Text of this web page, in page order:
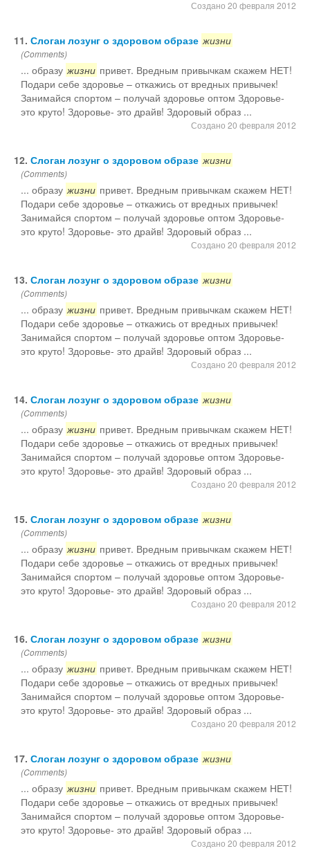
Создано 20 февраля 2012
11. Слоган лозунг о здоровом образе жизни
(Comments)
... образу жизни привет. Вредным привычкам скажем НЕТ!
Подари себе здоровье – откажись от вредных привычек!
Занимайся спортом – получай здоровье оптом Здоровье-
это круто! Здоровье- это драйв! Здоровый образ ...
Создано 20 февраля 2012
12. Слоган лозунг о здоровом образе жизни
(Comments)
... образу жизни привет. Вредным привычкам скажем НЕТ!
Подари себе здоровье – откажись от вредных привычек!
Занимайся спортом – получай здоровье оптом Здоровье-
это круто! Здоровье- это драйв! Здоровый образ ...
Создано 20 февраля 2012
13. Слоган лозунг о здоровом образе жизни
(Comments)
... образу жизни привет. Вредным привычкам скажем НЕТ!
Подари себе здоровье – откажись от вредных привычек!
Занимайся спортом – получай здоровье оптом Здоровье-
это круто! Здоровье- это драйв! Здоровый образ ...
Создано 20 февраля 2012
14. Слоган лозунг о здоровом образе жизни
(Comments)
... образу жизни привет. Вредным привычкам скажем НЕТ!
Подари себе здоровье – откажись от вредных привычек!
Занимайся спортом – получай здоровье оптом Здоровье-
это круто! Здоровье- это драйв! Здоровый образ ...
Создано 20 февраля 2012
15. Слоган лозунг о здоровом образе жизни
(Comments)
... образу жизни привет. Вредным привычкам скажем НЕТ!
Подари себе здоровье – откажись от вредных привычек!
Занимайся спортом – получай здоровье оптом Здоровье-
это круто! Здоровье- это драйв! Здоровый образ ...
Создано 20 февраля 2012
16. Слоган лозунг о здоровом образе жизни
(Comments)
... образу жизни привет. Вредным привычкам скажем НЕТ!
Подари себе здоровье – откажись от вредных привычек!
Занимайся спортом – получай здоровье оптом Здоровье-
это круто! Здоровье- это драйв! Здоровый образ ...
Создано 20 февраля 2012
17. Слоган лозунг о здоровом образе жизни
(Comments)
... образу жизни привет. Вредным привычкам скажем НЕТ!
Подари себе здоровье – откажись от вредных привычек!
Занимайся спортом – получай здоровье оптом Здоровье-
это круто! Здоровье- это драйв! Здоровый образ ...
Создано 20 февраля 2012